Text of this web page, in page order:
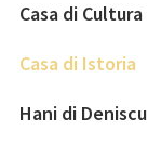
Casa di Cultura
Casa di Istoria
Hani di Deniscu